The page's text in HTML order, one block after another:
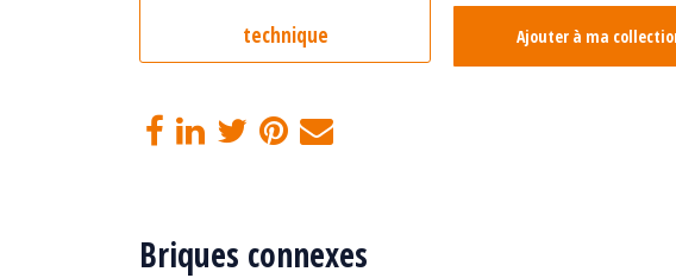
technique
Ajouter à ma
Briques connexes